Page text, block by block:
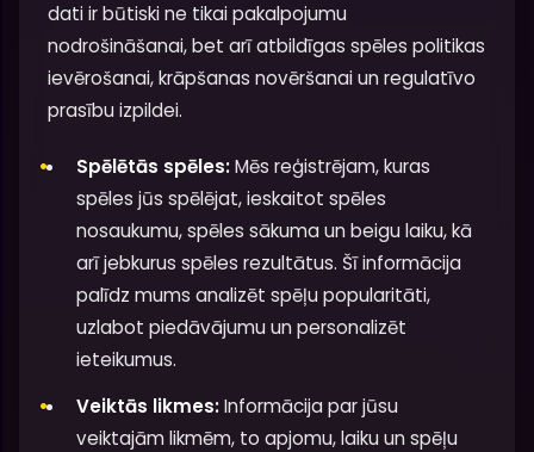
dati ir būtiski ne tikai pakalpojumu
nodrošināšanai, bet arī atbildīgas spēles politikas
ievērošanai, krāpšanas novēršanai un regulatīvo
prasību izpildei.
Spēlētās spēles:Mēs reģistrējam, kuras
spēles jūs spēlējat, ieskaitot spēles
nosaukumu, spēles sākuma un beigu laiku, kā
arī jebkurus spēles rezultātus. Šī informācija
palīdz mums analizēt spēļu popularitāti,
uzlabot piedāvājumu un personalizēt
ieteikumus.
Veiktās likmes:Informācija par jūsu
veiktajām likmēm, to apjomu, laiku un spēļu